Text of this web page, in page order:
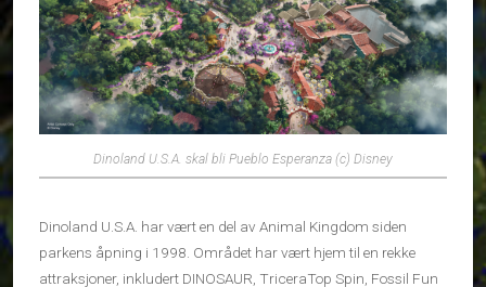
Dinoland U.S.A. skal bli Pueblo Esperanza (c) Disney
Dinoland U.S.A. har vært en del av Animal Kingdom siden
parkens åpning i 1998. Området har vært hjem til en rekke
attraksjoner, inkludert DINOSAUR, TriceraTop Spin, Fossil Fun